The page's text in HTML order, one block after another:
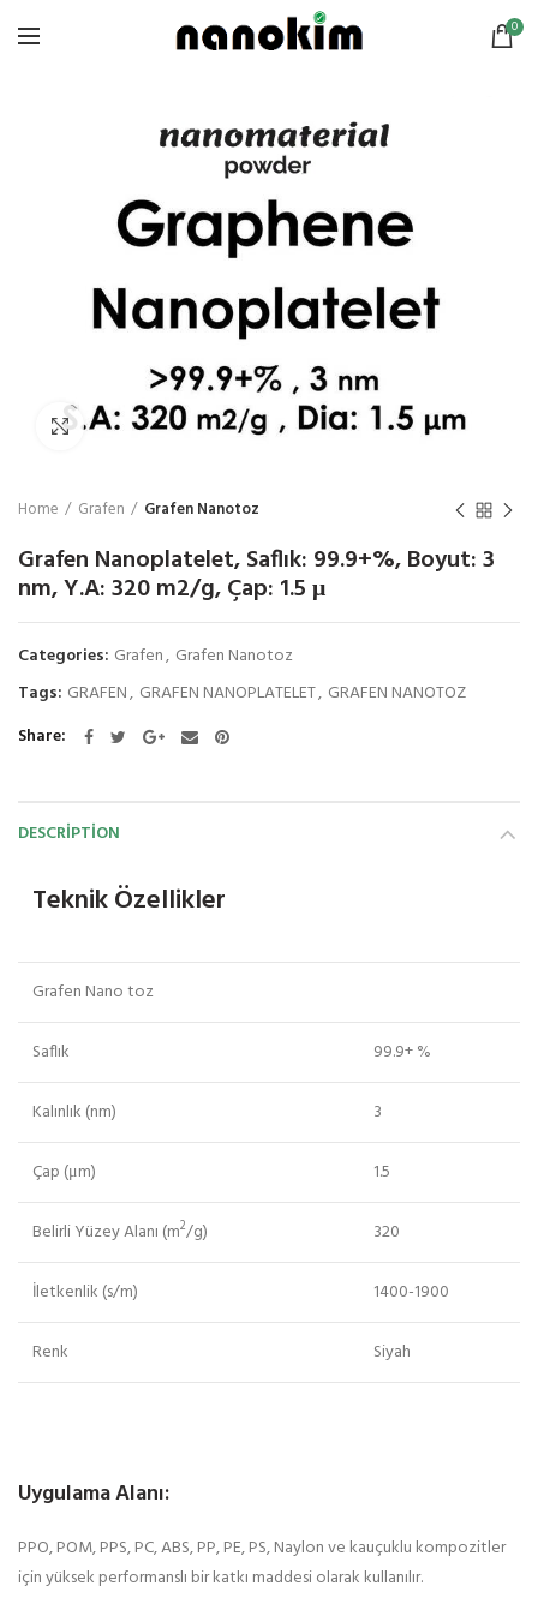
0
Click to enlarge
Home Grafen Grafen Nanotoz
Grafen Nanoplatelet, Saflık: 99.9+%, Boyut: 3
nm, Y.A: 320 m2/g, Çap: 1.5 μ
Categories: Grafen, Grafen Nanotoz
Tags: GRAFEN, GRAFEN NANOPLATELET, GRAFEN NANOTOZ
Share
DESCRIPTION
Teknik Özellikler
Grafen Nano toz
Saflık 99.9+ %
Kalınlık (nm) 3
Çap (μm) 1.5
Belirli Yüzey Alanı (m2/g) 320
İletkenlik (s/m) 1400-1900
Renk Siyah
Uygulama Alanı:
PPO, POM, PPS, PC, ABS, PP, PE, PS, Naylon ve kauçuklu kompozitler
için yüksek performanslı bir katkı maddesi olarak kullanılır.